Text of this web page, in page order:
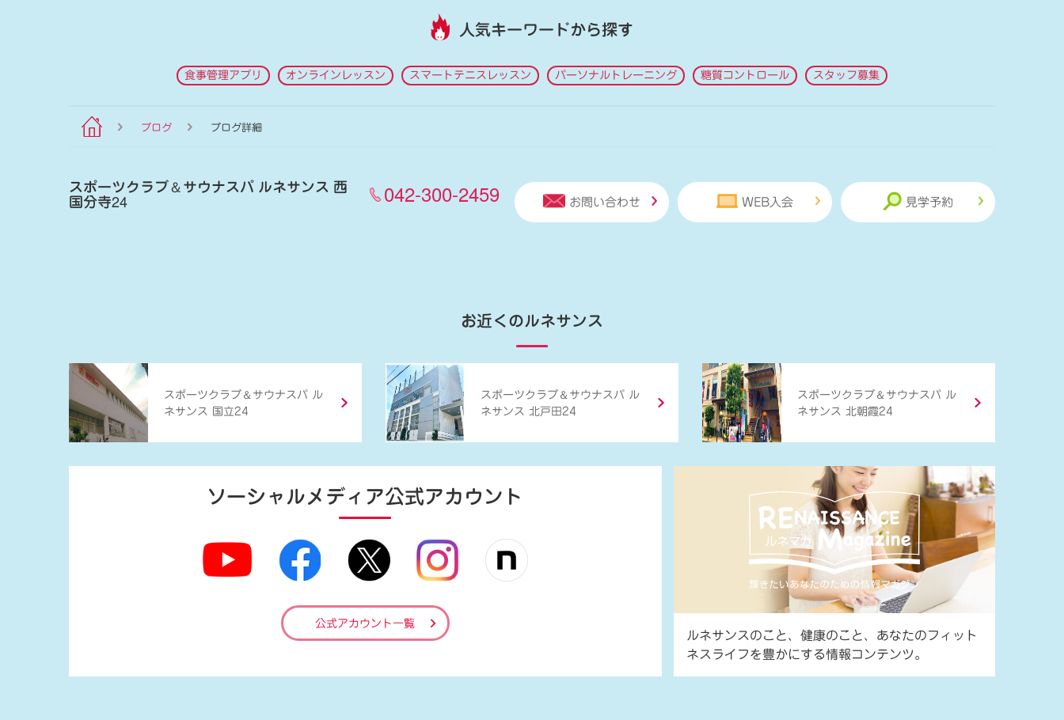
人気キーワードから探す
食事管理アプリ オンラインレッスン スマートテニスレッスン パーソナルトレーニング 糖質コントロール スタッフ募集
ブログ ブログ詳細
スポーツクラブ＆サウナスパ ルネサンス 西
国分寺24 042-300-2459 お問い合わせ WEB入会 見学予約
お近くのルネサンス
スポーツクラブ ＆ サウナスパ ル
ネサンス 国立24
スポーツクラブ ＆ サウナスパ ル
ネサンス 北戸田24
スポーツクラブ ＆ サウナスパ ル
ネサンス 北朝霞24
ソーシャルメディア公式アカウント
公式アカウント一覧
ルネサンスのこと、健康のこと、あなたのフィット
ネスライフを豊かにする情報コンテンツ。